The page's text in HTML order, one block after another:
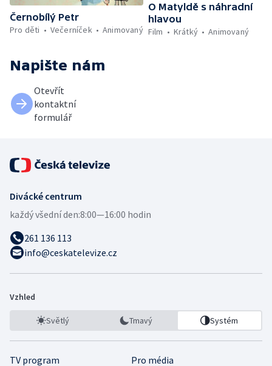
Černobílý Petr
Pro děti
Večerníček Animovaný
O Matyldě s náhradní
hlavou
Film
Krátký Animovaný
Napište nám
Otevřít
kontaktní
formulář
Divácké centrum
každý všední den:8:00—16:00 hodin
261 136 113
info@ceskatelevize.cz
Vzhled
Světlý Tmavý Systém
TV program Pro média